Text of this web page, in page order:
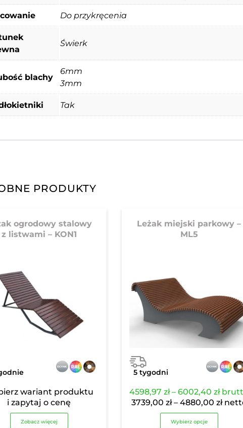
Do przykręcenia
Świerk
blachy
6mm
3mm
Tak
PRODUKTY
ogrodowy stalowy
z listwami – KON1
wariant produktu
i zapytaj o cenę
Zobacz więcej
Leżak miejski parkowy –
ML5
5 tygodni
4598,97zł – 6002,40zł
cen:
3739,00 zł – 4880,00 zł
Wybierz opcje